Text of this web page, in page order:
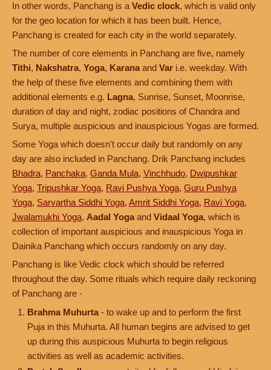
In other words, Panchang is a Vedic clock, which is valid only
for the geo location for which it has been built. Hence,
Panchang is created for each city in the world separately.
The number of core elements in Panchang are five, namely
Tithi, Nakshatra, Yoga, Karana and Var i.e. weekday. With
the help of these five elements and combining them with
additional elements e.g. Lagna, Sunrise, Sunset, Moonrise,
duration of day and night, zodiac positions of Chandra and
Surya, multiple auspicious and inauspicious Yogas are formed.
Some Yoga which doesn't occur daily but randomly on any
day are also included in Panchang. Drik Panchang includes
Bhadra, Panchaka, Ganda Mula, Vinchhudo, Dwipushkar
Yoga, Tripushkar Yoga, Ravi Pushya Yoga, Guru Pushya
Yoga, Sarvartha Siddhi Yoga, Amrit Siddhi Yoga, Ravi Yoga,
Jwalamukhi Yoga, Aadal Yoga and Vidaal Yoga, which is
collection of important auspicious and inauspicious Yoga in
Dainika Panchang which occurs randomly on any day.
Panchang is like Vedic clock which should be referred
throughout the day. Some rituals which require daily reckoning
of Panchang are -
Brahma Muhurta - to wake up and to perform the first
Puja in this Muhurta. All human begins are advised to get
up during this auspicious Muhurta to begin religious
activities as well as academic activities.